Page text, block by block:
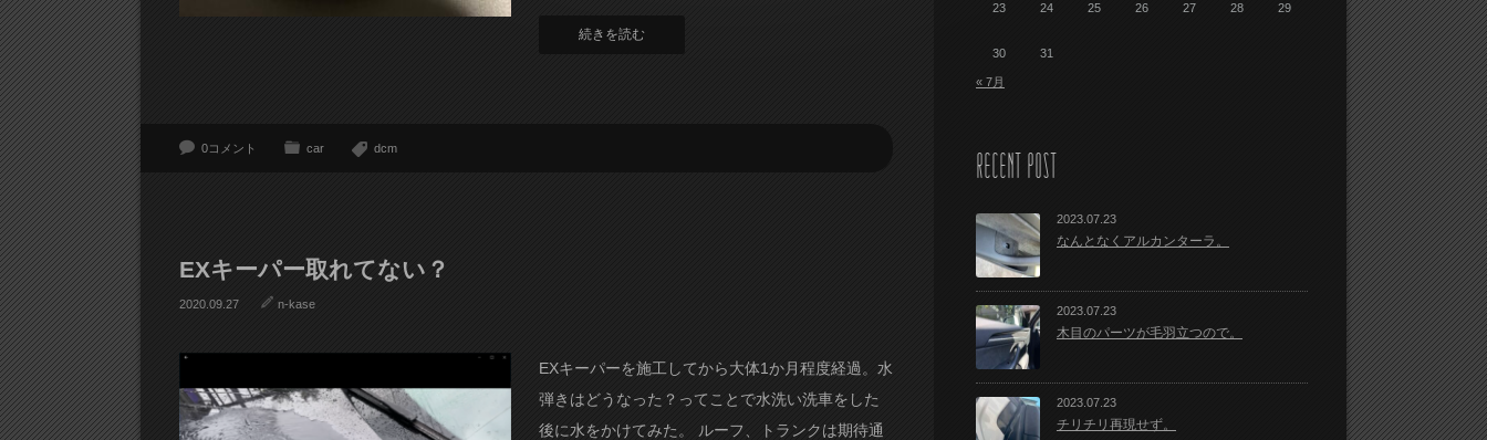
続きを読む
0コメント car dcm
EXキーパー取れてない？
2020.09.27 n-kase
EXキーパーを施工してから大体1か月程度経過。水
弾きはどうなった？ってことで水洗い洗車をした
後に水をかけてみた。 ルーフ、トランクは期待通
23 24 25 26 27 28 29
30 31
« 7月
RECENT POST
2023.07.23
なんとなくアルカンターラ。
2023.07.23
木目のパーツが毛羽立つので。
2023.07.23
チリチリ再現せず。